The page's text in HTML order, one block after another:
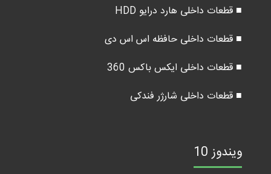
■ قطعات داخلی هارد درایو HDD
■ قطعات داخلی حافظه اس اس دی
■ قطعات داخلی ایکس باکس 360
■ قطعات داخلی شارژر فندکی
ویندوز 10